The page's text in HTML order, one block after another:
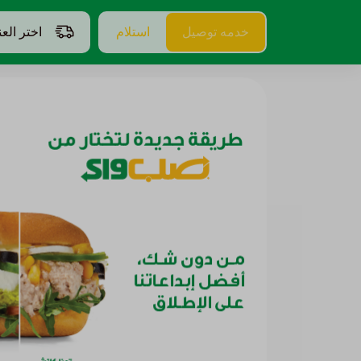
خدمه توصيل استلام اختر